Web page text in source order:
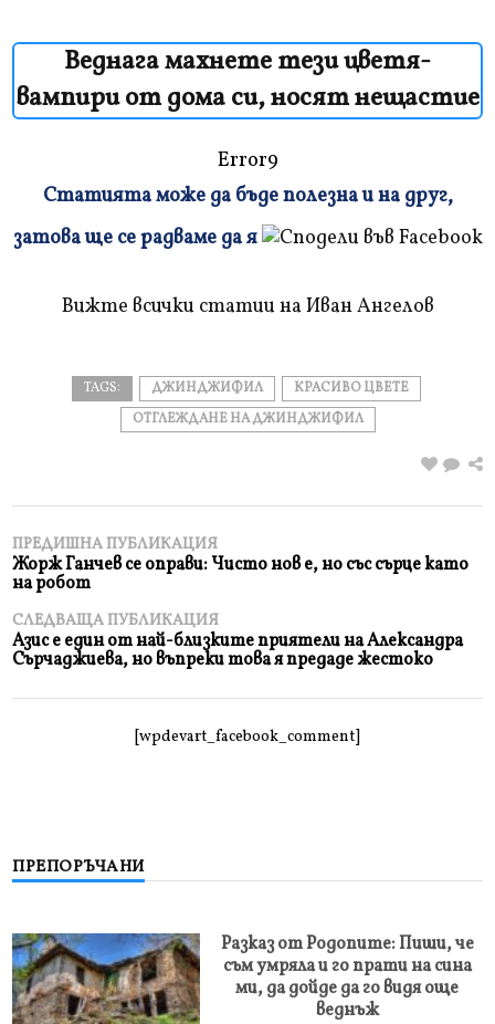
Веднага махнете тези цветя-
вампири от дома си, носят нещастие
Error9
и
Статията може да бъде полезна и на друг,
затова ще се радваме да я
Вижте всички статии на Иван Ангелов
TAGS: ДЖИНДЖИФИЛ
КРАСИВО ЦВЕТЕ
ОТГЛЕЖДАНЕ НА ДЖИНДЖИФИЛ
ПРЕДИШНА ПУБЛИКАЦИЯ
Жорж Ганчев се оправи: Чисто нов е, но със сърце като
на робот
СЛЕДВАЩА ПУБЛИКАЦИЯ
Азис е един от най-близките приятели на Александра
Сърчаджиева, но въпреки това я предаде жестоко
[wpdevart_facebook_comment]
ПРЕПОРЪЧАНИ
Разказ от Родопите: Пиши, че
съм умряла и го прати на сина
ми, да дойде да го видя още
веднъж